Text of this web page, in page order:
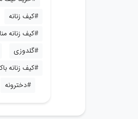
#کیف زنانه
#کیف زنانه
#گلدوزی
#کیف زنانه
#دخترونه